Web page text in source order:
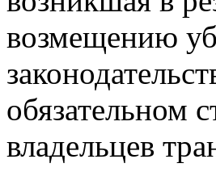
возмещению
обязательном
владельцев